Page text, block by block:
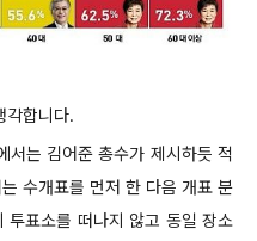
각합니다.
는 김어준 총수가 제시하듯 적
수개표를 먼저 한 다음 개표 분
투표소를 떠나지 않고 동일 장소